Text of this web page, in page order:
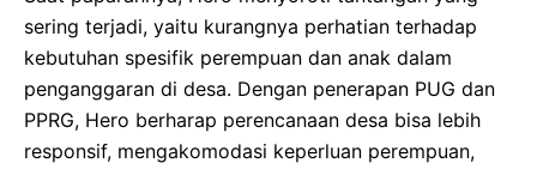
sering terjadi, yaitu kurangnya perhatian terhadap
kebutuhan spesifik perempuan dan anak dalam
penganggaran di desa. Dengan penerapan PUG dan
PPRG, Hero berharap perencanaan desa bisa lebih
responsif, mengakomodasi keperluan perempuan,